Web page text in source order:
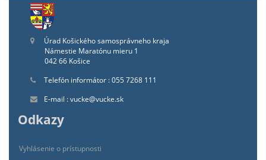
Úrad Košického samosprávneho kraja
Námestie Maratónu mieru 1
042 66 Košice
Telefón informátor : 055 7268 111
E-mail : vucke@vucke.sk
Odkazy
Vyhlásenie o prístupnosti